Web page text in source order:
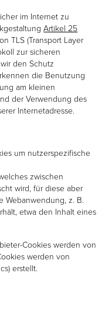
im Internet zu
Artikel 25
TLS (Transport Layer
zur sicheren
den Schutz
die Benutzung
am kleinen
der Verwendung des
Internetadresse.
um nutzerspezifische
zwischen
wird, für diese aber
Webanwendung, z. B.
etwa den Inhalt eines
Cookies werden von
werden von
erstellt.